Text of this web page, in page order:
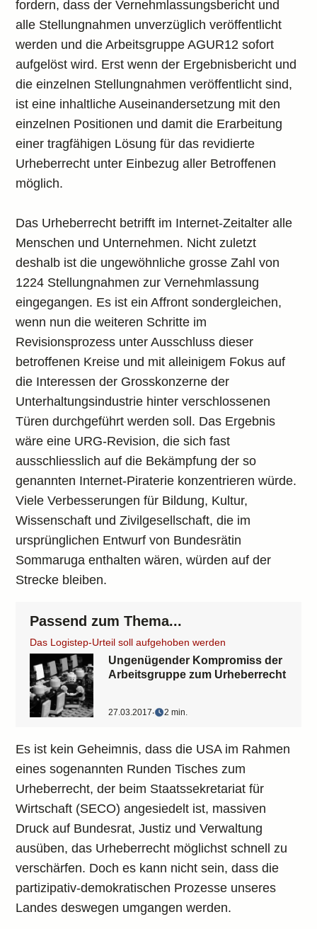
fordern, dass der Vernehmlassungsbericht und
alle Stellungnahmen unverzüglich veröffentlicht
werden und die Arbeitsgruppe AGUR12 sofort
aufgelöst wird. Erst wenn der Ergebnisbericht und
die einzelnen Stellungnahmen veröffentlicht sind,
ist eine inhaltliche Auseinandersetzung mit den
einzelnen Positionen und damit die Erarbeitung
einer tragfähigen Lösung für das revidierte
Urheberrecht unter Einbezug aller Betroffenen
möglich.
Das Urheberrecht betrifft im Internet-Zeitalter alle
Menschen und Unternehmen. Nicht zuletzt
deshalb ist die ungewöhnliche grosse Zahl von
1224 Stellungnahmen zur Vernehmlassung
eingegangen. Es ist ein Affront sondergleichen,
wenn nun die weiteren Schritte im
Revisionsprozess unter Ausschluss dieser
betroffenen Kreise und mit alleinigem Fokus auf
die Interessen der Grosskonzerne der
Unterhaltungsindustrie hinter verschlossenen
Türen durchgeführt werden soll. Das Ergebnis
wäre eine URG-Revision, die sich fast
ausschliesslich auf die Bekämpfung der so
genannten Internet-Piraterie konzentrieren würde.
Viele Verbesserungen für Bildung, Kultur,
Wissenschaft und Zivilgesellschaft, die im
ursprünglichen Entwurf von Bundesrätin
Sommaruga enthalten wären, würden auf der
Strecke bleiben.
Passend zum Thema...
Das Logistep-Urteil soll aufgehoben werden
Ungenügender Kompromiss der
Arbeitsgruppe zum Urheberrecht
27.03.2017‧ 2 min.
Es ist kein Geheimnis, dass die USA im Rahmen
eines sogenannten Runden Tisches zum
Urheberrecht, der beim Staatssekretariat für
Wirtschaft (SECO) angesiedelt ist, massiven
Druck auf Bundesrat, Justiz und Verwaltung
ausüben, das Urheberrecht möglichst schnell zu
verschärfen. Doch es kann nicht sein, dass die
partizipativ-demokratischen Prozesse unseres
Landes deswegen umgangen werden.